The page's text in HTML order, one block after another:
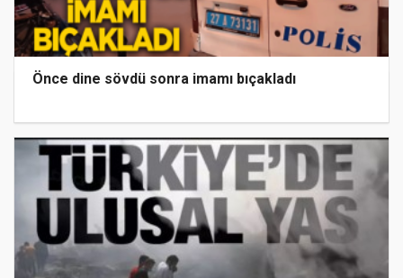
Önce dine sövdü sonra imamı bıçakladı